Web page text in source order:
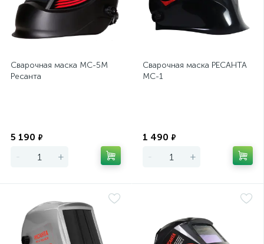
Сварочная маска МС-5М
Ресанта
5 190 ₽
- +
Сварочная маска РЕСАНТА
МС-1
1 490 ₽
- +